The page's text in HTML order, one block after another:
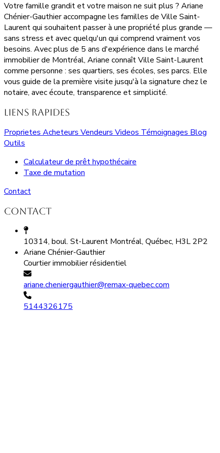
Votre famille grandit et votre maison ne suit plus ? Ariane
Chénier-Gauthier accompagne les familles de Ville Saint-
Laurent qui souhaitent passer à une propriété plus grande —
sans stress et avec quelqu'un qui comprend vraiment vos
besoins. Avec plus de 5 ans d'expérience dans le marché
immobilier de Montréal, Ariane connaît Ville Saint-Laurent
comme personne : ses quartiers, ses écoles, ses parcs. Elle
vous guide de la première visite jusqu'à la signature chez le
notaire, avec écoute, transparence et simplicité.
Liens rapides
Proprietes Acheteurs Vendeurs Videos Témoignages Blog
Outils
Calculateur de prêt hypothécaire
Taxe de mutation
Contact
Contact
10314, boul. St-Laurent Montréal, Québec, H3L 2P2
Ariane Chénier-Gauthier
Courtier immobilier résidentiel
ariane.cheniergauthier@remax-quebec.com
5144326175